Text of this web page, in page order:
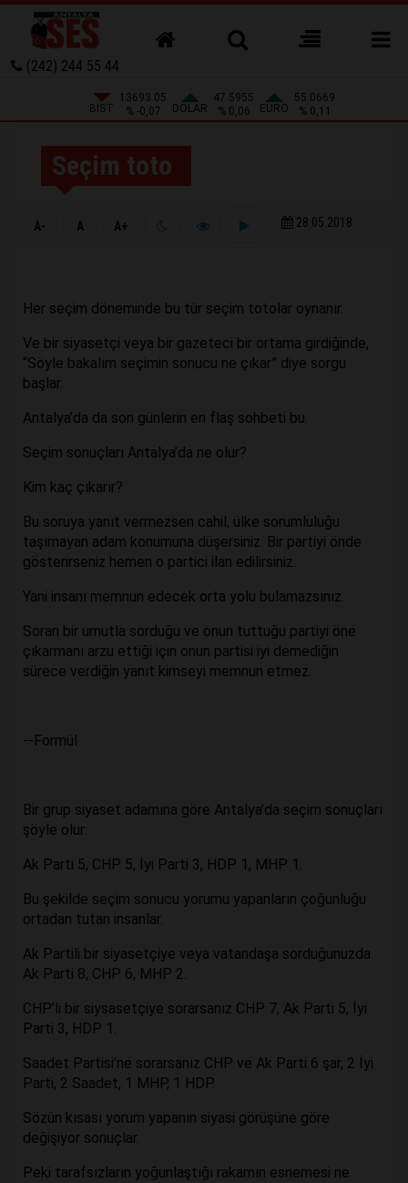
(242) 244 55 44
BIST
13693.05
% -0,07
DOLAR
47.5955
% 0,06
EURO
55.0669
% 0,11
Seçim toto
A- A A+ 28.05.2018
Her seçim döneminde bu tür seçim totolar oynanır.
Ve bir siyasetçi veya bir gazeteci bir ortama girdiğinde,
“Söyle bakalım seçimin sonucu ne çıkar” diye sorgu
başlar.
Antalya’da da son günlerin en flaş sohbeti bu.
Seçim sonuçları Antalya’da ne olur?
Kim kaç çıkarır?
Bu soruya yanıt vermezsen cahil, ülke sorumluluğu
taşımayan adam konumuna düşersiniz. Bir partiyi önde
gösterirseniz hemen o partici ilan edilirsiniz.
Yani insanı memnun edecek orta yolu bulamazsınız.
Soran bir umutla sorduğu ve onun tuttuğu partiyi öne
çıkarmanı arzu ettiği için onun partisi iyi demediğin
sürece verdiğin yanıt kimseyi memnun etmez.
--Formül
Bir grup siyaset adamına göre Antalya’da seçim sonuçları
şöyle olur:
Ak Parti 5, CHP 5, İyi Parti 3, HDP 1, MHP 1.
Bu şekilde seçim sonucu yorumu yapanların çoğunluğu
ortadan tutan insanlar.
Ak Partili bir siyasetçiye veya vatandaşa sorduğunuzda
Ak Parti 8, CHP 6, MHP 2.
CHP’li bir siysasetçiye sorarsanız CHP 7, Ak Parti 5, İyi
Parti 3, HDP 1.
Saadet Partisi’ne sorarsanız CHP ve Ak Parti 6 şar, 2 İyi
Parti, 2 Saadet, 1 MHP, 1 HDP.
Sözün kısası yorum yapanın siyasi görüşüne göre
değişiyor sonuçlar.
Peki tarafsızların yoğunlaştığı rakamın esnemesi ne